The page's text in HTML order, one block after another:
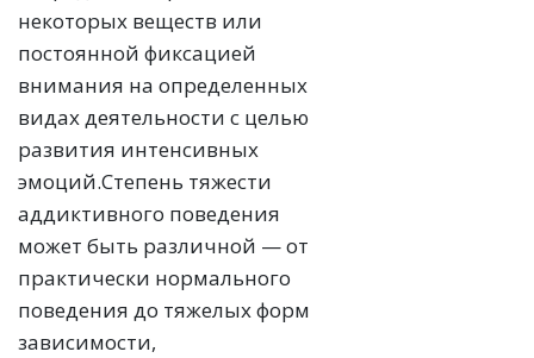
некоторых веществ или
постоянной фиксацией
внимания на определенных
видах деятельности с целью
развития интенсивных
эмоций.Степень тяжести
аддиктивного поведения
может быть различной — от
практически нормального
поведения до тяжелых форм
зависимости,